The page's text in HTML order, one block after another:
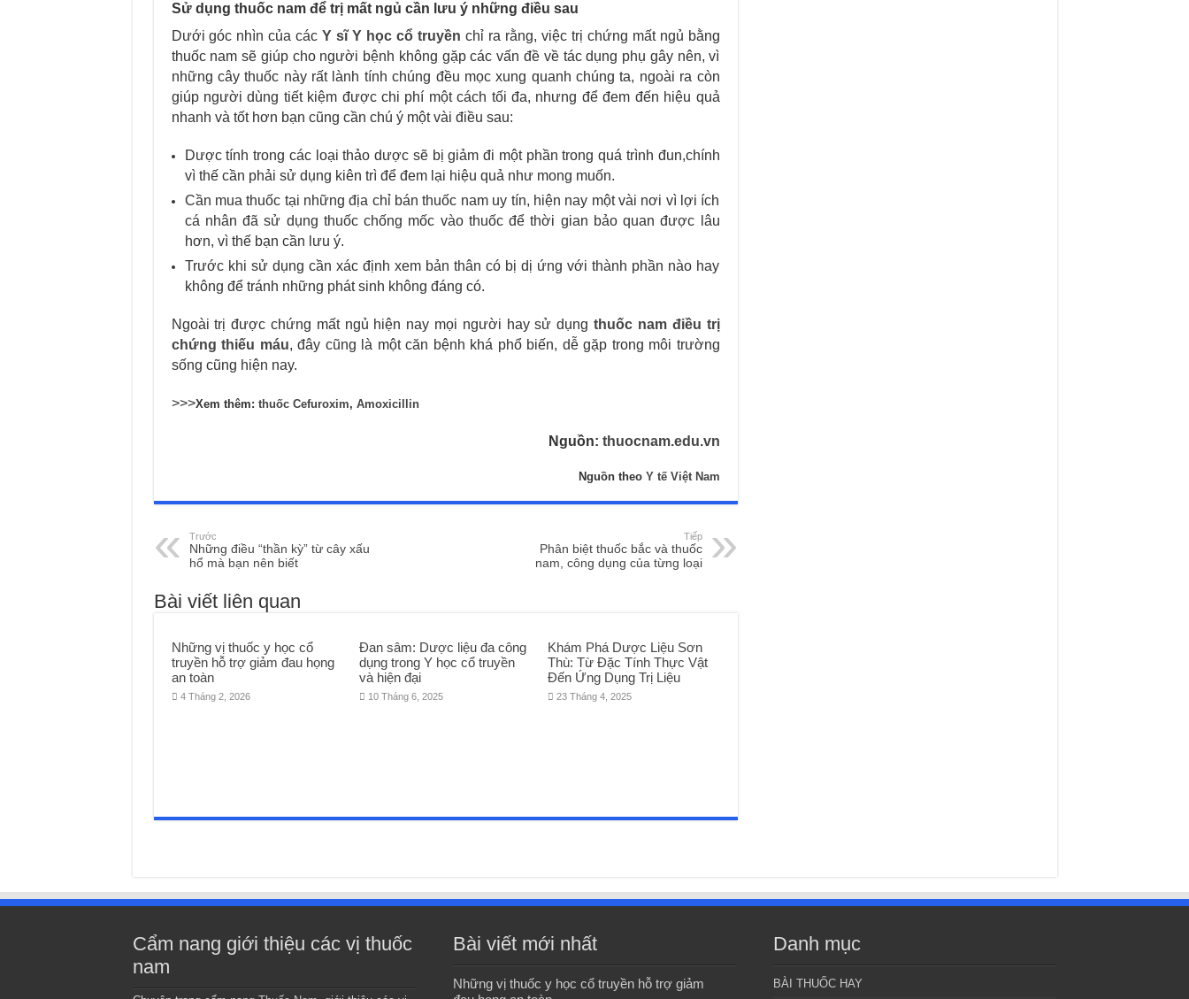
Sử dụng thuốc nam để trị mất ngủ cần lưu ý những điều sau
Dưới góc nhìn của cácY sĩ Y học cổ truyền chỉ ra rằng, việc trị chứng mất ngủ bằng
thuốc nam sẽ giúp cho người bệnh không gặp các vấn đề về tác dụng phụ gây nên, vì
những cây thuốc này rất lành tính chúng đều mọc xung quanh chúng ta, ngoài ra còn
giúp người dùng tiết kiệm được chi phí một cách tối đa, nhưng để đem đến hiệu quả
nhanh và tốt hơn bạn cũng cần chú ý một vài điều sau:
Dược tính trong các loại thảo dược sẽ bị giảm đi một phần trong quá trình đun,chính
vì thế cần phải sử dụng kiên trì để đem lại hiệu quả như mong muốn.
Cần mua thuốc tại những địa chỉ bán thuốc nam uy tín, hiện nay một vài nơi vì lợi ích
cá nhân đã sử dụng thuốc chống mốc vào thuốc để thời gian bảo quan được lâu
hơn, vì thế bạn cần lưu ý.
Trước khi sử dụng cần xác định xem bản thân có bị dị ứng với thành phần nào hay
không để tránh những phát sinh không đáng có.
Ngoài trị được chứng mất ngủ hiện nay mọi người hay sử dụngthuốc nam điều trị
chứng thiếu máu, đây cũng là một căn bệnh khá phổ biến, dễ gặp trong môi trường
sống cũng hiện nay.
>>>Xem thêm: thuốc Cefuroxim, Amoxicillin
Nguồn: thuocnam.edu.vn
Nguồn theo Y tế Việt Nam
Trước
Những điều “thần kỳ” từ cây xấu
hổ mà bạn nên biết
Tiếp
Phân biệt thuốc bắc và thuốc
nam, công dụng của từng loại
Bài viết liên quan
Những vị thuốc y học cổ
truyền hỗ trợ giảm đau họng
an toàn
4 Tháng 2, 2026
Đan sâm: Dược liệu đa công
dụng trong Y học cổ truyền
và hiện đại
10 Tháng 6, 2025
Khám Phá Dược Liệu Sơn
Thù: Từ Đặc Tính Thực Vật
Đến Ứng Dụng Trị Liệu
23 Tháng 4, 2025
Cẩm nang giới thiệu các vị thuốc
nam
Bài viết mới nhất
Những vị thuốc y học cổ truyền hỗ trợ giảm
Danh mục
BÀI THUỐC HAY